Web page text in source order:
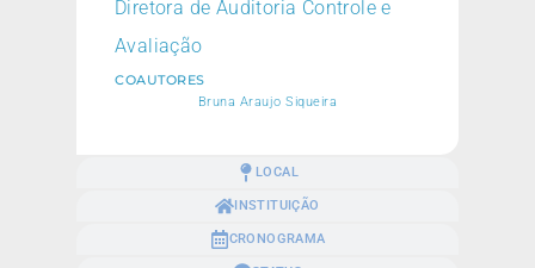
LOCAL
INSTITUIÇÃO
CRONOGRAMA
Diretora de Auditoria Controle e
Avaliação
COAUTORES
Bruna Araujo Siqueira